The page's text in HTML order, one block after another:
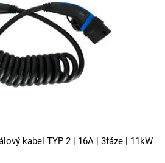
kabel TYP 2 | 16A | 3fáze | 11kW